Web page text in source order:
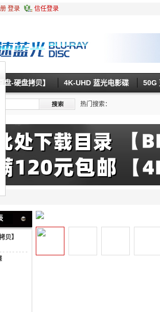
登录 信任登录
盘-硬盘拷贝】 4K-UHD 蓝光电影碟 50G
热门搜索：
贝】